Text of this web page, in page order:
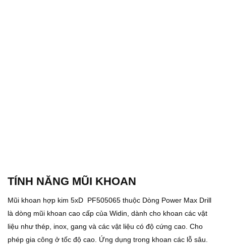
TÍNH NĂNG MŨI KHOAN
Mũi khoan hợp kim 5xD PF505065 thuộc Dòng Power Max Drill
là dòng mũi khoan cao cấp của Widin, dành cho khoan các vật
liệu như thép, inox, gang và các vật liệu có độ cứng cao. Cho
phép gia công ở tốc độ cao. Ứng dụng trong khoan các lỗ sâu.